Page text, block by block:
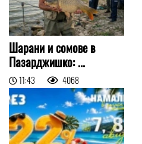
Шарани и сомове в
Пазарджишко: ...
11:43 4068